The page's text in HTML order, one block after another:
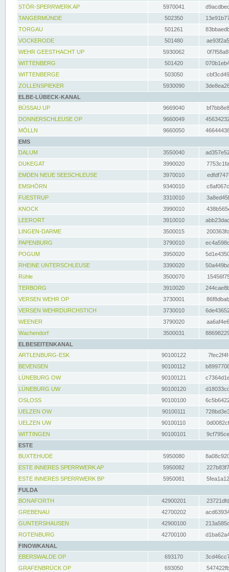
STÖR-SPERRWERK AP 5970041
TANGERMÜNDE
502350
TORGAU
501261
VOCKERODE
501480
WEHR GEESTHACHT UP
5930062
WITTENBERG
501420
WITTENBERGE
503050
ZOLLENSPIEKER
5930090
ELBE-LÜBECK-KANAL
BÜSSAU UP
9669040
DONNERSCHLEUSE OP
9660049
MÖLLN
9660050
EMS
DALUM
3550040
DUKEGAT
3990020
EMDEN NEUE SEESCHLEUSE
3970010
EMSHÖRN
9340010
FUESTRUP
3310010
KNOCK
3990010
LEERORT
3910010
LINGEN-DARME
3500015
PAPENBURG
3790010
POGUM
3950020
RHEINE UNTERSCHLEUSE
3390020
Rühle
3500070
TERBORG
3910020
VERSEN WEHR OP
3730001
VERSEN WEHRDURCHSTICH
3730010
WEENER
3790020
Wachendorf
3500031
ELBESEITENKANAL
ARTLENBURG-ESK
90100122
BEVENSEN
90100112
LÜNEBURG OW
90100121
LÜNEBURG UW
90100120
OSLOSS
90100100
UELZEN OW
90100111
UELZEN UW
90100110
WITTINGEN
90100101
ESTE
BUXTEHUDE
5950080
ESTE INNERES SPERRWERK AP
5950082
ESTE INNERES SPERRWERK BP
5950081
FULDA
BONAFORTH
42900201
GREBENAU
42700202
GUNTERSHAUSEN
42900100
ROTENBURG
42700100
FINOWKANAL
EBERSWALDE OP
693170
GRAFENBRÜCK OP
693050